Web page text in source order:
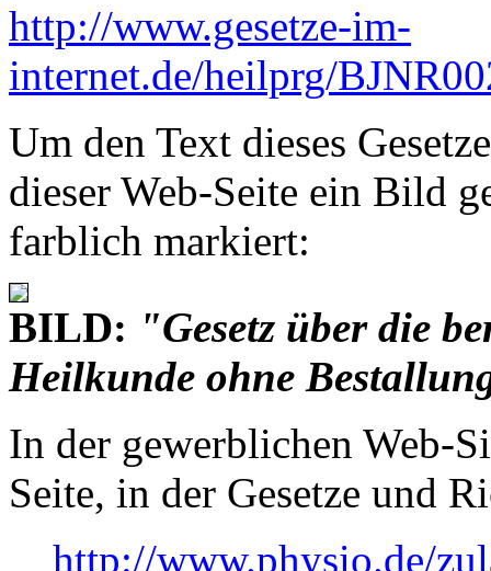
http://www.gesetze-im-
internet.de/heilprg/
Um den Text dieses
dieser Web-Seite ein Bild
farblich markiert:
BILD: "Gesetz über die
Heilkunde ohne
In der gewerblichen Web-
Seite, in der Gesetze und
http://www.physio.de/